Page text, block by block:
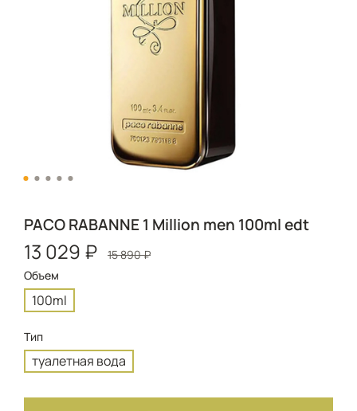
PACO RABANNE 1 Million men 100ml edt
13 029 ₽
15 890 ₽
Объем
100ml
Тип
туалетная вода